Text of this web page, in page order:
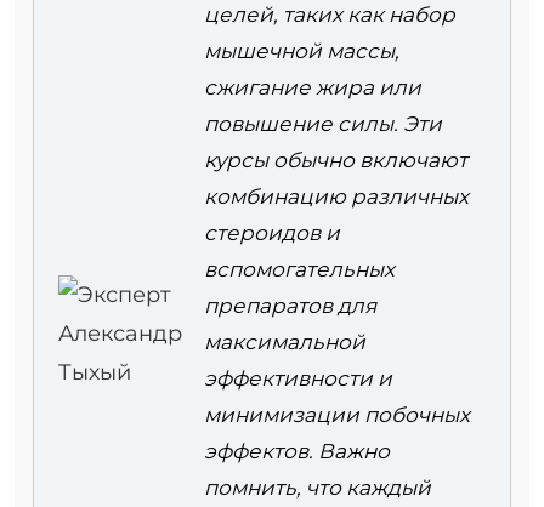
целей, таких как набор
мышечной массы,
сжигание жира или
повышение силы. Эти
курсы обычно включают
комбинацию различных
стероидов и
вспомогательных
препаратов для
максимальной
эффективности и
минимизации побочных
эффектов. Важно
помнить, что каждый